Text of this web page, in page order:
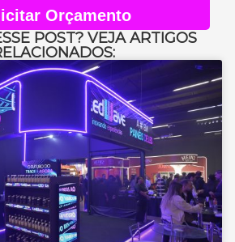
Orçamento
POST? VEJA ARTIGOS